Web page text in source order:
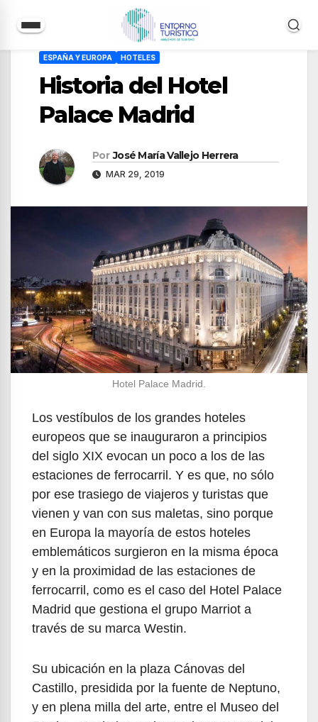
contenido
ESPAÑA Y EUROPA HOTELES
Historia del Hotel
Palace Madrid
Por José María Vallejo Herrera
MAR 29, 2019
Hotel Palace Madrid.
Los vestíbulos de los grandes hoteles
europeos que se inauguraron a principios
del siglo XIX evocan un poco a los de las
estaciones de ferrocarril. Y es que, no sólo
por ese trasiego de viajeros y turistas que
vienen y van con sus maletas, sino porque
en Europa la mayoría de estos hoteles
emblemáticos surgieron en la misma época
y en la proximidad de las estaciones de
ferrocarril, como es el caso del Hotel Palace
Madrid que gestiona el grupo Marriot a
través de su marca Westin.
Su ubicación en la plaza Cánovas del
Castillo, presidida por la fuente de Neptuno,
y en plena milla del arte, entre el Museo del